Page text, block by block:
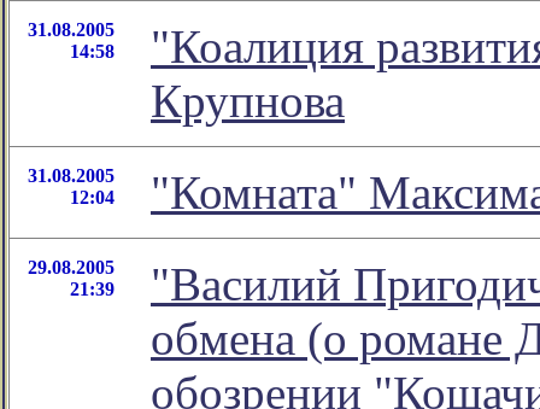
31.08.2005
14:58
"Коалиция
Крупнова
31.08.2005
12:04
"Комната"
29.08.2005
21:39
"Василий
обмена (о романе
обозрении